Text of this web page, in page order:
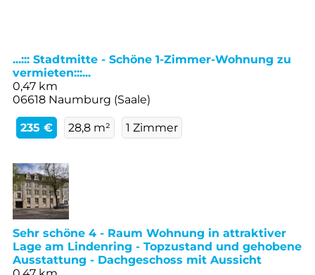
...::: Stadtmitte - Schöne 1-Zimmer-Wohnung zu
vermieten:::...
0,47 km
06618 Naumburg (Saale)
235 € 28,8 m² 1 Zimmer
Sehr schöne 4 - Raum Wohnung in attraktiver
Lage am Lindenring - Topzustand und gehobene
Ausstattung - Dachgeschoss mit Aussicht